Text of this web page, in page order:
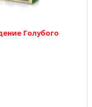
Голубого